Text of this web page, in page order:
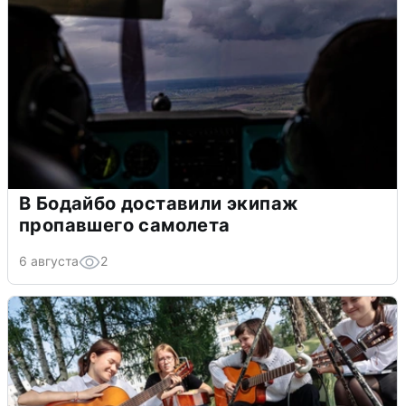
В Бодайбо доставили экипаж
пропавшего самолета
6 августа 2